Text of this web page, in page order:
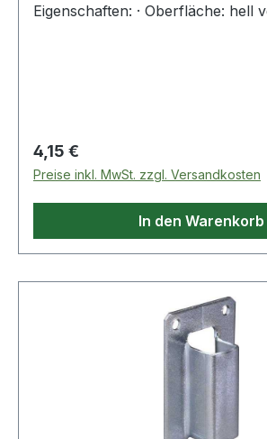
Eigenschaften: · Oberfläche: hell
Regulärer Preis:
4,15 €
Preise inkl. MwSt. zzgl. Versandkosten
In den Warenkorb